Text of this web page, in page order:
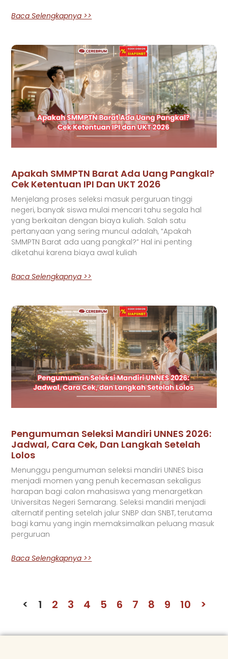
Baca Selengkapnya >>
Apakah SMMPTN Barat Ada Uang Pangkal?
Cek Ketentuan IPI Dan UKT 2026
Menjelang proses seleksi masuk perguruan tinggi
negeri, banyak siswa mulai mencari tahu segala hal
yang berkaitan dengan biaya kuliah. Salah satu
pertanyaan yang sering muncul adalah, “Apakah
SMMPTN Barat ada uang pangkal?” Hal ini penting
diketahui karena biaya awal kuliah
Baca Selengkapnya >>
Pengumuman Seleksi Mandiri UNNES 2026:
Jadwal, Cara Cek, Dan Langkah Setelah
Lolos
Menunggu pengumuman seleksi mandiri UNNES bisa
menjadi momen yang penuh kecemasan sekaligus
harapan bagi calon mahasiswa yang menargetkan
Universitas Negeri Semarang. Seleksi mandiri menjadi
alternatif penting setelah jalur SNBP dan SNBT, terutama
bagi kamu yang ingin memaksimalkan peluang masuk
perguruan
Baca Selengkapnya >>
< 1 2 3 4 5 6 7 8 9 10 >